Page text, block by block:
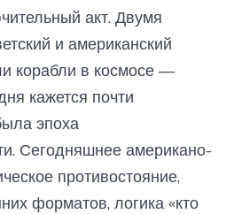
акт. Двумя
и американский
корабли в космосе —
кажется почти
эпоха
Сегодняшнее американо-
противостояние,
форматов, логика «кто